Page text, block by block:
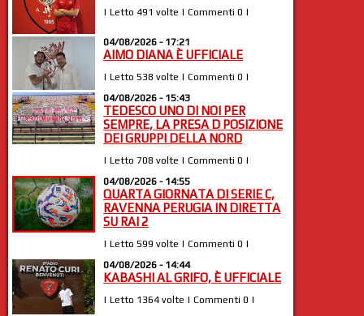
| Letto 491 volte | Commenti 0 |
04/08/2026 - 17:21
AIMO DIANA È UFFICIALE
| Letto 538 volte | Commenti 0 |
04/08/2026 - 15:43
TEDESCO UNO DI NOI PER
SEMPRE, LA PRESA D POSIZIONE
DEI GRUPPI DELLA NORD
| Letto 708 volte | Commenti 0 |
04/08/2026 - 14:55
QUARTA GIORNATA DI SERIE C,
RAVENNA PERUGIA IN DIRETTA
SU RAI 2
| Letto 599 volte | Commenti 0 |
04/08/2026 - 14:44
KABASHI AL GRIFO, È UFFICIALE
| Letto 1364 volte | Commenti 0 |